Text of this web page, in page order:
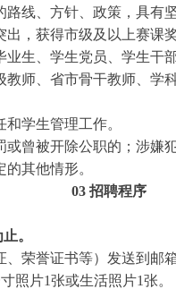
线、方针、政策，具有
，获得市级及以上赛课
生、学生党员、学生干
师、省市骨干教师、
学生管理工作。
曾被开除公职的；涉
其他情形。
03 招聘程序
。
荣誉证书等）发送到邮
照片1张或生活照片1张。